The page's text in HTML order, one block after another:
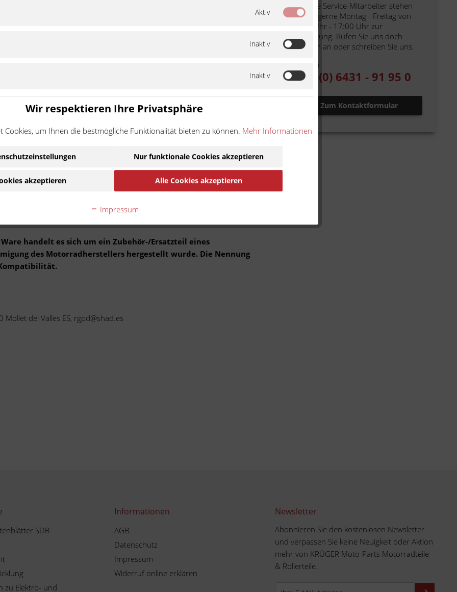
Zu Modell wechseln
- 4 Takt 3V 2017 - 2020 Zu Modell wechseln
Fahrzeug befestigt werden. Die Vorrichtungen sind speziell für jedes
sicher sowie leicht zu montieren. Um den Koffer anzubringen
von Zweiradzubehör begonnen. Heute zählt Shad zu einem der
weiterem Zubehör für Motorrad und Roller.
handelt es sich um ein Zubehör-/Ersatzteil eines
des Motorradherstellers hergestellt wurde. Die Nennung
del Valles ES, rgpd@shad.es
Unsere Service-Mitarbeiter stehen
Ihnen gerne Montag - Freitag von
9:00 Uhr - 17:00 Uhr zur
Verfügung. Rufen Sie uns doch
einfach an oder schreiben Sie uns.
Telefon
+49 (0) 6431 - 91 95 0
Zum Kontaktformular
SDB
zu Elektro- und
Informationen
AGB
Datenschutz
Impressum
Widerruf online erklären
Newsletter
Abonnieren Sie den kostenlosen Newsletter
und verpassen Sie keine Neuigkeit oder Aktion
mehr von KRÜGER Moto-Parts Motorradteile
& Rollerteile.
Aktiv
Inaktiv
Inaktiv
Wir respektieren Ihre Privatsphäre
Cookies, um Ihnen die bestmögliche Funktionalität bieten zu können. Mehr Informationen
Nur funktionale Cookies akzeptieren
akzeptieren Alle Cookies akzeptieren
Impressum